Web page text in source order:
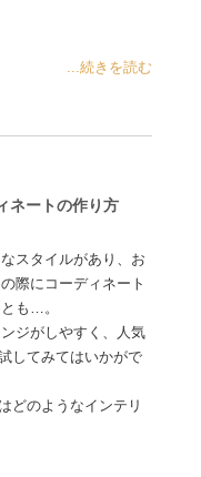
...続きを読む
ネートの作り方
スタイルがあり、お
際にコーディネート
も…。
ジがしやすく、人気
してみてはいかがで
どのようなインテリ